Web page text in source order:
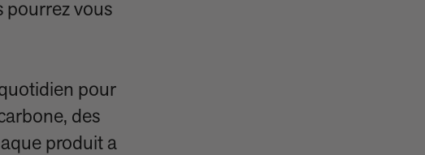
pourrez vous
pour
des
produit a